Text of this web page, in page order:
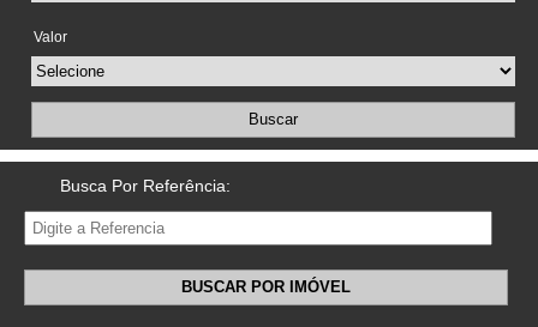
Valor
Buscar
Busca Por Referência:
BUSCAR POR IMÓVEL